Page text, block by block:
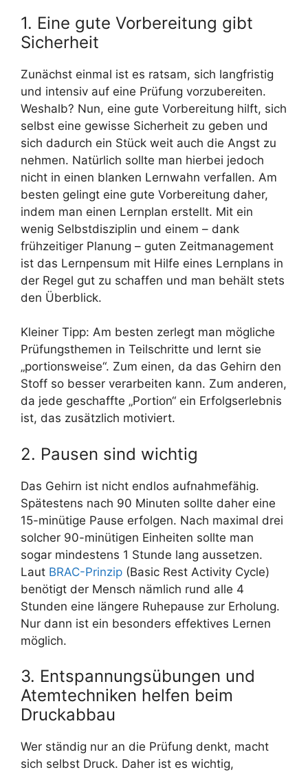
1. Eine gute Vorbereitung gibt
Sicherheit
Zunächst einmal ist es ratsam, sich langfristig
und intensiv auf eine Prüfung vorzubereiten.
Weshalb? Nun, eine gute Vorbereitung hilft, sich
selbst eine gewisse Sicherheit zu geben und
sich dadurch ein Stück weit auch die Angst zu
nehmen. Natürlich sollte man hierbei jedoch
nicht in einen blanken Lernwahn verfallen. Am
besten gelingt eine gute Vorbereitung daher,
indem man einen Lernplan erstellt. Mit ein
wenig Selbstdisziplin und einem – dank
frühzeitiger Planung – guten Zeitmanagement
ist das Lernpensum mit Hilfe eines Lernplans in
der Regel gut zu schaffen und man behält stets
den Überblick.
Kleiner Tipp: Am besten zerlegt man mögliche
Prüfungsthemen in Teilschritte und lernt sie
„portionsweise“. Zum einen, da das Gehirn den
Stoff so besser verarbeiten kann. Zum anderen,
da jede geschaffte „Portion“ ein Erfolgserlebnis
ist, das zusätzlich motiviert.
2. Pausen sind wichtig
Das Gehirn ist nicht endlos aufnahmefähig.
Spätestens nach 90 Minuten sollte daher eine
15-minütige Pause erfolgen. Nach maximal drei
solcher 90-minütigen Einheiten sollte man
sogar mindestens 1 Stunde lang aussetzen.
Laut BRAC-Prinzip (Basic Rest Activity Cycle)
benötigt der Mensch nämlich rund alle 4
Stunden eine längere Ruhepause zur Erholung.
Nur dann ist ein besonders effektives Lernen
möglich.
3. Entspannungsübungen und
Atemtechniken helfen beim
Druckabbau
Wer ständig nur an die Prüfung denkt, macht
sich selbst Druck. Daher ist es wichtig,